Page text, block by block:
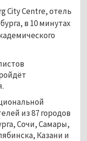
City Centre, отель
в 10 минутах
из 87 городов
Сочи, Самары,
Казани и